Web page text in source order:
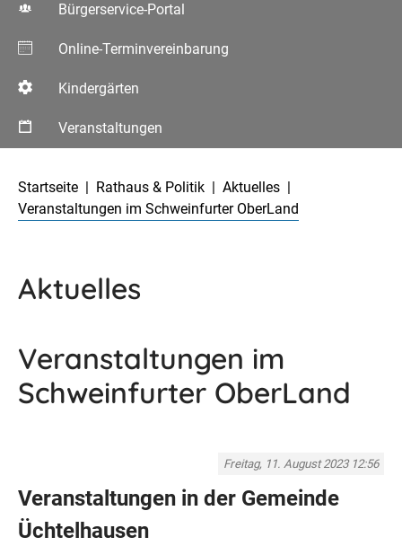
Bürgerservice-Portal
Online-Terminvereinbarung
Kindergärten
Veranstaltungen
Startseite
Rathaus & Politik
Aktuelles
Veranstaltungen im Schweinfurter OberLand
Aktuelles
Veranstaltungen im
Schweinfurter OberLand
Freitag, 11. August 2023 12:56
Veranstaltungen in der Gemeinde
Üchtelhausen